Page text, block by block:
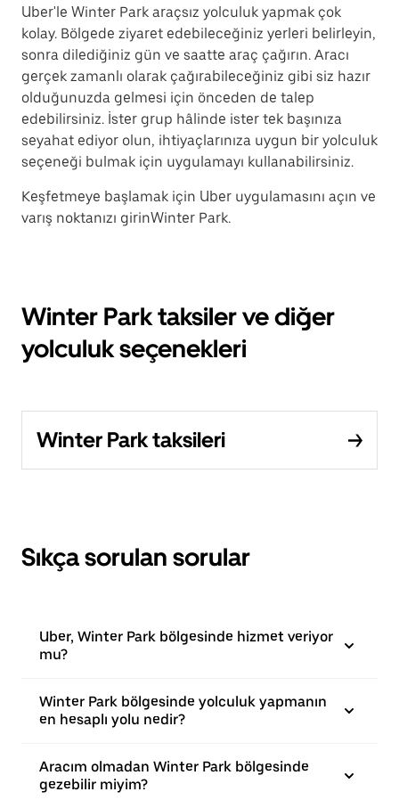
Uber'le Winter Park araçsız yolculuk yapmak çok
kolay. Bölgede ziyaret edebileceğiniz yerleri belirleyin,
sonra dilediğiniz gün ve saatte araç çağırın. Aracı
gerçek zamanlı olarak çağırabileceğiniz gibi siz hazır
olduğunuzda gelmesi için önceden de talep
edebilirsiniz. İster grup hâlinde ister tek başınıza
seyahat ediyor olun, ihtiyaçlarınıza uygun bir yolculuk
seçeneği bulmak için uygulamayı kullanabilirsiniz.
Keşfetmeye başlamak için Uber uygulamasını açın ve
varış noktanızı girinWinter Park.
Winter Park taksiler ve diğer
yolculuk seçenekleri
Winter Park taksileri
Sıkça sorulan sorular
Uber, Winter Park bölgesinde hizmet veriyor
mu?
Winter Park bölgesinde yolculuk yapmanın
en hesaplı yolu nedir?
Aracım olmadan Winter Park bölgesinde
gezebilir miyim?